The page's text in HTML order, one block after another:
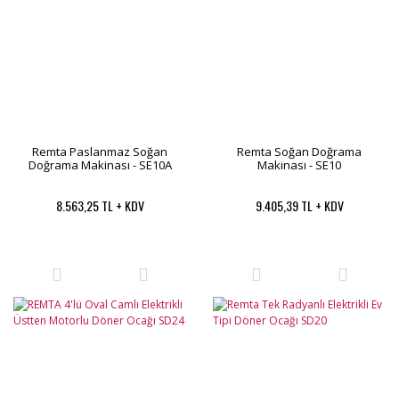
Remta Paslanmaz Soğan
Doğrama Makinası - SE10A
8.563,25 TL + KDV
Remta Soğan Doğrama
Makinası - SE10
9.405,39 TL + KDV